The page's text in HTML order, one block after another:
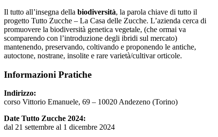
Il tutto all’insegna della biodiversità, la parola chiave di tutto il
progetto Tutto Zucche – La Casa delle Zucche. L’azienda cerca di
promuovere la biodiversità genetica vegetale, (che ormai va
scomparendo con l’introduzione degli ibridi sul mercato)
mantenendo, preservando, coltivando e proponendo le antiche,
autoctone, nostrane, insolite e rare varietà/cultivar orticole.
Informazioni Pratiche
Indirizzo:
corso Vittorio Emanuele, 69 – 10020 Andezeno (Torino)
Date Tutto Zucche 2024:
dal 21 settembre al 1 dicembre 2024